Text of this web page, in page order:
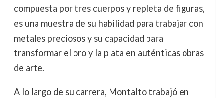
compuesta por tres cuerpos y repleta de figuras,
es una muestra de su habilidad para trabajar con
metales preciosos y su capacidad para
transformar el oro y la plata en auténticas obras
de arte.
A lo largo de su carrera, Montalto trabajó en